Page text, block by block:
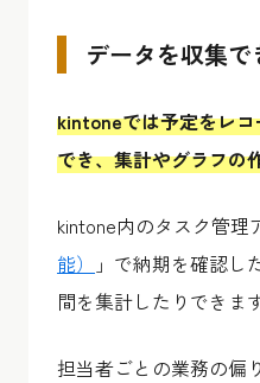
データを収集で
kintoneでは予定をレ
でき、集計やグラフの
kintone内のタスク管理
能）
」で納期を確認し
間を集計したりできま
担当者ごとの業務の偏